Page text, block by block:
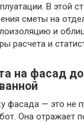
В этой
сметы на
и
расчета и
на фасад
фасада — это не
Она отражает